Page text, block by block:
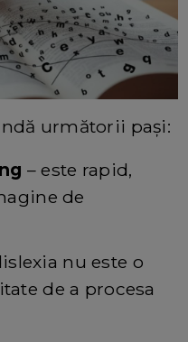
următorii pași:
– este rapid,
de
nu este o
de a procesa